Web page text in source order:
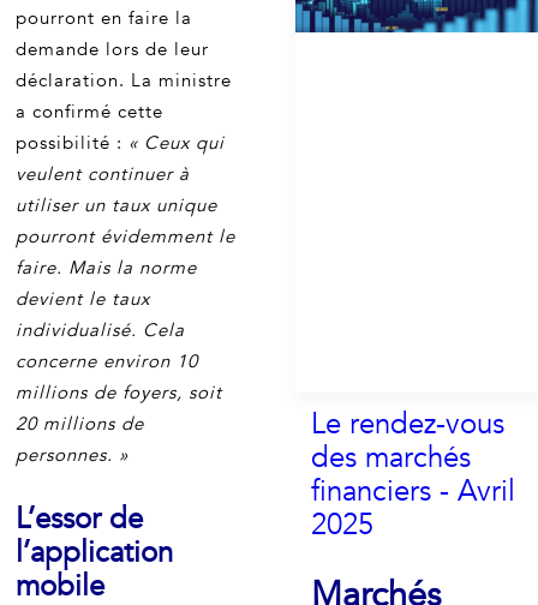
pourront en faire la
demande lors de leur
déclaration. La ministre
a confirmé cette
possibilité : « Ceux qui
veulent continuer à
utiliser un taux unique
pourront évidemment le
faire. Mais la norme
devient le taux
individualisé. Cela
concerne environ 10
millions de foyers, soit
20 millions de
personnes. »
L’essor de
l’application
mobile
Le rendez-vous
des marchés
financiers - Avril
2025
Marchés